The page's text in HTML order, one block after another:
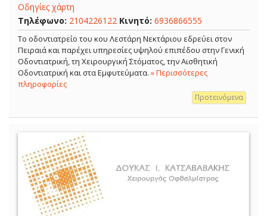
Οδηγίες χάρτη
Τηλέφωνο: 2104226122 Κινητό: 6936866555
Το οδοντιατρείο του κου Λεστάρη Νεκτάριου εδρεύει στον
Πειραιά και παρέχει υπηρεσίες υψηλού επιπέδου στην Γενική
Οδοντιατρική, τη Χειρουργική Στόματος, την Αισθητική
Οδοντιατρική και στα Εμφυτεύματα. » Περισσότερες
πληροφορίες
Προτεινόμενα